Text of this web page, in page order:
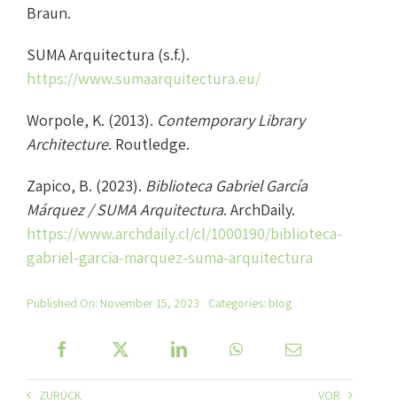
Braun.
SUMA Arquitectura (s.f.).
https://www.sumaarquitectura.eu/
Worpole, K. (2013). Contemporary Library
Architecture. Routledge.
Zapico, B. (2023). Biblioteca Gabriel García
Márquez / SUMA Arquitectura. ArchDaily.
https://www.archdaily.cl/cl/1000190/biblioteca-
gabriel-garcia-marquez-suma-arquitectura
Published On: November 15, 2023 Categories: blog
ZURÜCK VOR